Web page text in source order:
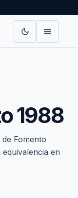
1988
Fomento
en